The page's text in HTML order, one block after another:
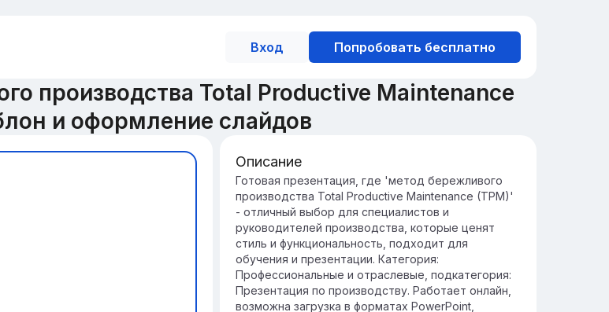
Вход Попробовать бесплатно
производства Total Productive Maintenance
и оформление слайдов
Введение в TPM: Основы и
Значимость
TPM (Total Productive Maintenance) - это
методология, направленная на повышение
эффективности производственных
процессов и минимизацию потерь.
Значимость TPM заключается в его
способности улучшать производительность,
Описание
Готовая презентация, где 'метод бережливого
производства Total Productive Maintenance (TPM)'
- отличный выбор для специалистов и
руководителей производства, которые ценят
стиль и функциональность, подходит для
обучения и презентации. Категория:
Профессиональные и отраслевые, подкатегория:
Презентация по производству. Работает онлайн,
возможна загрузка в форматах PowerPoint,